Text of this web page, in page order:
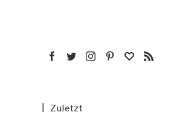
Zuletzt